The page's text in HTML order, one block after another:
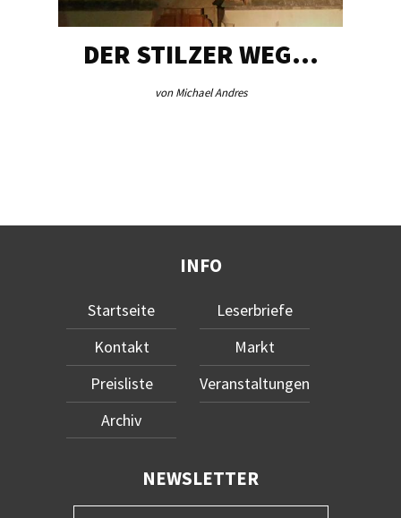
DER STILZER WEG…
von Michael Andres
INFO
Startseite
Kontakt
Preisliste
Archiv
Leserbriefe
Markt
Veranstaltungen
NEWSLETTER